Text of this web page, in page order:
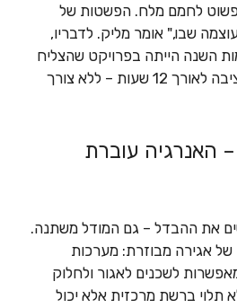
פשוט לחמם מלח. הפשטות של
שבו," אומר מליק. לדבריו,
השנה הייתה בפרויקט שהצליח
לשמור על טמפרטורה יציבה לאורך 12 שעות – ללא צורך
האנרגיה עוברת
את ההבדל – גם המודל משתנה.
אגירה מבוזרת: מערכות
לשכנים לאגור ולחלוק
תלוי ברשת מרכזית אלא יכול